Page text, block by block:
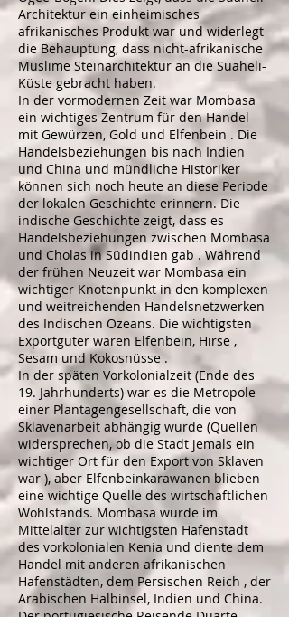
Architektur ein einheimisches
afrikanisches Produkt war und widerlegt
die Behauptung, dass nicht-afrikanische
Muslime Steinarchitektur an die Suaheli-
Küste gebracht haben.
In der vormodernen Zeit war Mombasa
ein wichtiges Zentrum für den Handel
mit Gewürzen, Gold und Elfenbein . Die
Handelsbeziehungen bis nach Indien
und China und mündliche Historiker
können sich noch heute an diese Periode
der lokalen Geschichte erinnern. Die
indische Geschichte zeigt, dass es
Handelsbeziehungen zwischen Mombasa
und Cholas in Südindien gab . Während
der frühen Neuzeit war Mombasa ein
wichtiger Knotenpunkt in den komplexen
und weitreichenden Handelsnetzwerken
des Indischen Ozeans. Die wichtigsten
Exportgüter waren Elfenbein, Hirse ,
Sesam undKokosnüsse .
In der späten Vorkolonialzeit (Ende des
19. Jahrhunderts) war es die Metropole
einer Plantagengesellschaft, die von
Sklavenarbeit abhängig wurde (Quellen
widersprechen, ob die Stadt jemals ein
wichtiger Ort für den Export von Sklaven
war ), aber Elfenbeinkarawanen blieben
eine wichtige Quelle des wirtschaftlichen
Wohlstands. Mombasa wurde im
Mittelalter zur wichtigsten Hafenstadt
des vorkolonialen Kenia und diente dem
Handel mit anderen afrikanischen
Hafenstädten, dem Persischen Reich , der
Arabischen Halbinsel, Indien und China.